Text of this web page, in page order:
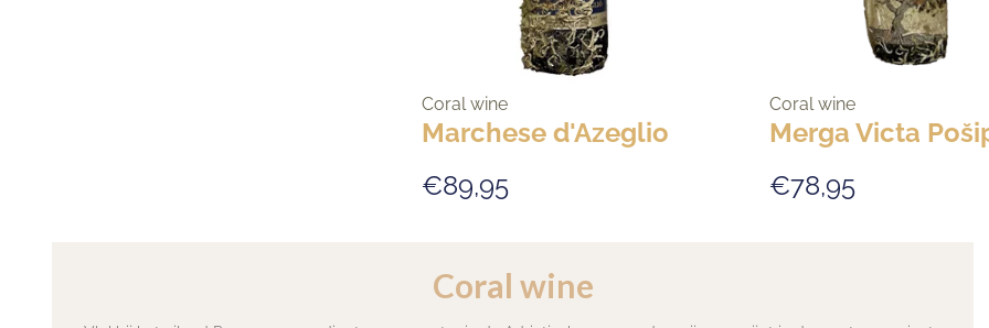
Coral wine
Marchese d'Azeglio
€89,95
Coral wine
Merga Victa
€78,95
Coral wine